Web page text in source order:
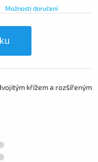
Možnosti doručení
křížem a rozšířeným